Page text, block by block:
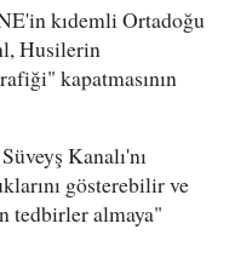
kıdemli Ortadoğu
Husilerin
kapatmasının
Kanalı'nı
gösterebilir ve
tedbirler almaya"